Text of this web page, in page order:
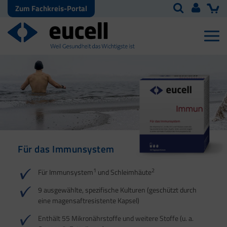
Zum Fachkreis-Portal
Für das Immunsystem
Für Immunsystem1 und Schleimhäute2
9 ausgewählte, spezifische Kulturen (geschützt durch
eine magensaftresistente Kapsel)
Enthält 55 Mikronährstoffe und weitere Stoffe (u. a.
Für Haut, Haare und
4
Für Ihre natürliche